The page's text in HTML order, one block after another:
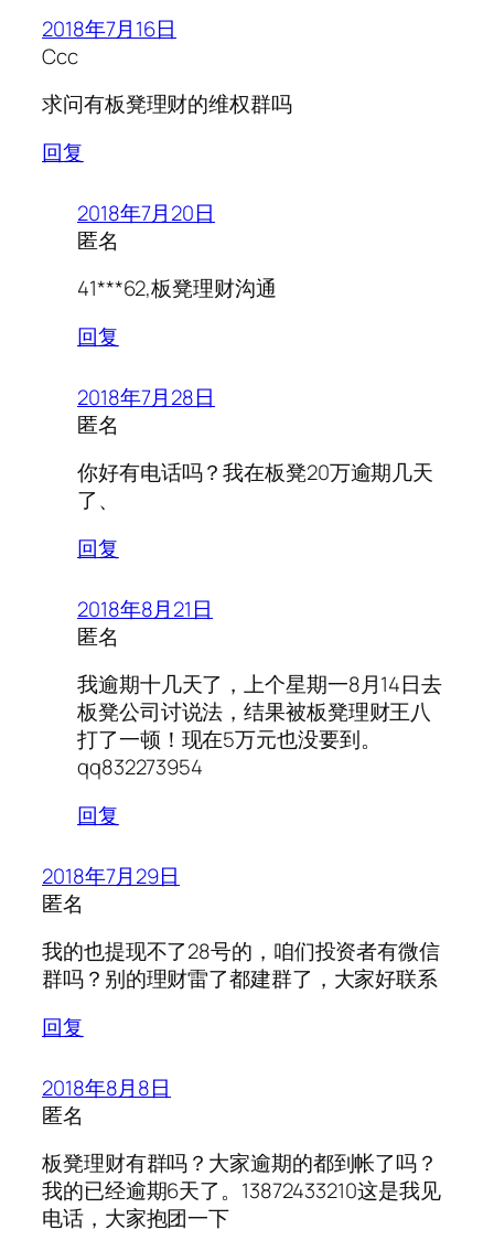
2018年7月16日
Ccc
求问有板凳理财的维权群吗
回复
2018年7月20日
匿名
41***62,板凳理财沟通
回复
2018年7月28日
匿名
你好有电话吗？我在板凳20万逾期几天
了、
回复
2018年8月21日
匿名
我逾期十几天了，上个星期一8月14日去
板凳公司讨说法，结果被板凳理财王八
打了一顿！现在5万元也没要到。
qq832273954
回复
2018年7月29日
匿名
我的也提现不了28号的，咱们投资者有微信
群吗？别的理财雷了都建群了，大家好联系
回复
2018年8月8日
匿名
板凳理财有群吗？大家逾期的都到帐了吗？
我的已经逾期6天了。13872433210这是我见
电话，大家抱团一下